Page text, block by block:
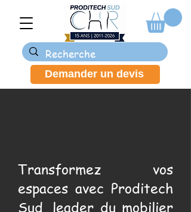
Demander un devis
Transformez vos
espaces avec Proditech
Sud, leader du mobilier